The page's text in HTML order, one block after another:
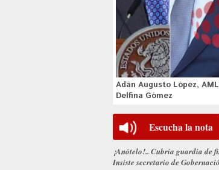
Adán Augusto López,
Delfina Gómez
Escucha la nota
¡Anótelo!.. Cubría guardia de
Insiste secretario de